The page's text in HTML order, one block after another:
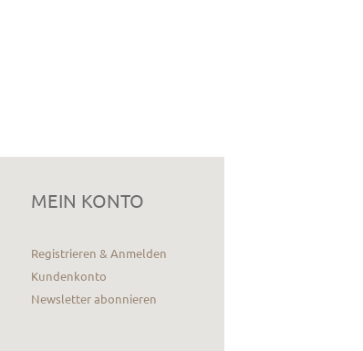
MEIN KONTO
Registrieren & Anmelden
Kundenkonto
Newsletter abonnieren